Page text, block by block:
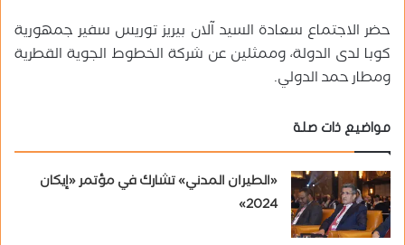
حضر الاجتماع سعادة السيد آلان بيريز توريس سفير جمهورية
كوبا لدى الدولة، وممثلين عن شركة الخطوط الجوية القطرية
ومطار حمد الدولي.
مواضيع ذات صلة
«الطيران المدني» تشارك في مؤتمر «إيكان
2024»